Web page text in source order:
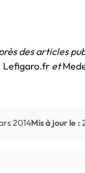
des articles
Lefigaro.fr et
2014Mis à jour le :